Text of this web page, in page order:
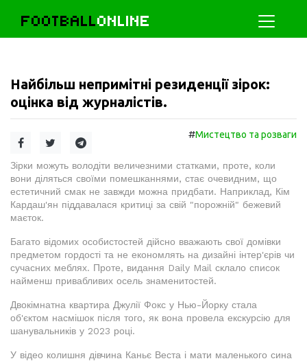
FOOTBALLONLINE
Найбільш непримітні резиденції зірок:
оцінка від журналістів.
#Мистецтво та розваги
Зірки можуть володіти величезними статками, проте, коли
вони діляться своїми помешканнями, стає очевидним, що
естетичний смак не завжди можна придбати. Наприклад, Кім
Кардаш'ян піддавалася критиці за свій "порожній" бежевий
маєток.
Багато відомих особистостей дійсно вважають свої домівки
предметом гордості та не економлять на дизайні інтер'єрів чи
сучасних меблях. Проте, видання Daily Mail склало список
найменш привабливих осель знаменитостей.
Двокімнатна квартира Джулії Фокс у Нью-Йорку стала
об'єктом насмішок після того, як вона провела екскурсію для
шанувальників у 2023 році.
У відео колишня дівчина Каньє Веста і мати маленького сина